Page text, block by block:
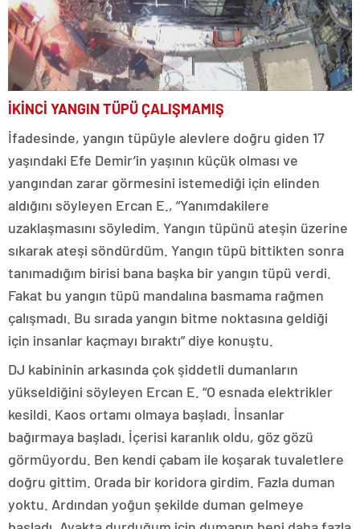
İKİNCİ YANGIN TÜPÜ ÇALIŞMAMIŞ
İfadesinde, yangın tüpüyle alevlere doğru giden 17
yaşındaki Efe Demir’in yaşının küçük olması ve
yangından zarar görmesini istemediği için elinden
aldığını söyleyen Ercan E., “Yanımdakilere
uzaklaşmasını söyledim. Yangın tüpünü ateşin üzerine
sıkarak ateşi söndürdüm. Yangın tüpü bittikten sonra
tanımadığım birisi bana başka bir yangın tüpü verdi.
Fakat bu yangın tüpü mandalına basmama rağmen
çalışmadı. Bu sırada yangın bitme noktasına geldiği
için insanlar kaçmayı bıraktı” diye konuştu.
DJ kabininin arkasında çok şiddetli dumanların
yükseldiğini söyleyen Ercan E. “O esnada elektrikler
kesildi. Kaos ortamı olmaya başladı. İnsanlar
bağırmaya başladı. İçerisi karanlık oldu, göz gözü
görmüyordu. Ben kendi çabam ile koşarak tuvaletlere
doğru gittim. Orada bir koridora girdim. Fazla duman
yoktu. Ardından yoğun şekilde duman gelmeye